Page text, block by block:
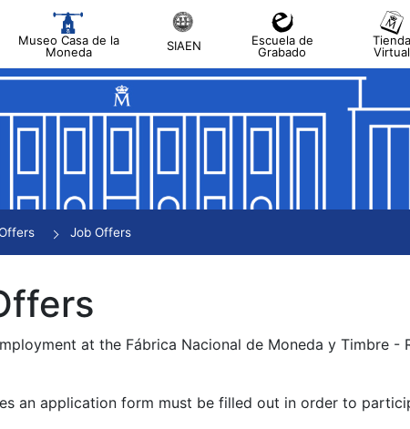
Museo Casa de la
Moneda
SIAEN
Escuela de
Grabado
Tienda
Virtual
Job Offers
at the Fábrica Nacional de Moneda y Timbre -
an application form must be filled out in order to